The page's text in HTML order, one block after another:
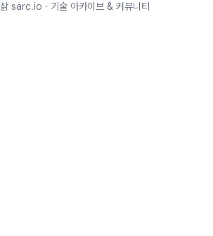
삵 sarc.io · 기술 아카이브 & 커뮤니티